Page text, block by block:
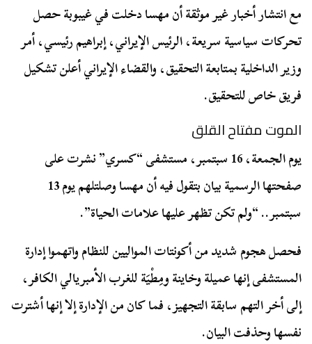
مع انتشار أخبار غير موثقة أنمهسادخلت في غيبوبة حصل
تحركات سياسية سريعة، الرئيس الإيراني، إبراهيم رئيسي، أمر
وزير الداخلية بمتابعة التحقيق، والقضاء الإيراني أعلن تشكيل
فريق خاص للتحقيق.
الموت مفتاح القلق
يوم الجمعة، 16 سبتمبر، مستشفى “كسري” نشرت على
صفحتها الرسمية بيان بتقول فيه أنمهسا
وصلتلهم يوم 13
سبتمبر.. “ولم تكن تظهر عليها علامات الحياة”.
فحصل هجوم شديد من أكونتات المواليين للنظام واتهموا إدارة
المستشفى إنها عميلة وخاينة ومِطْيَة للغرب الأمبريالي الكافر،
إلى أخر التهم سابقة التجهيز، فما كان من الإدارة إلا إنها أشترت
نفسها وحذفت البيان.